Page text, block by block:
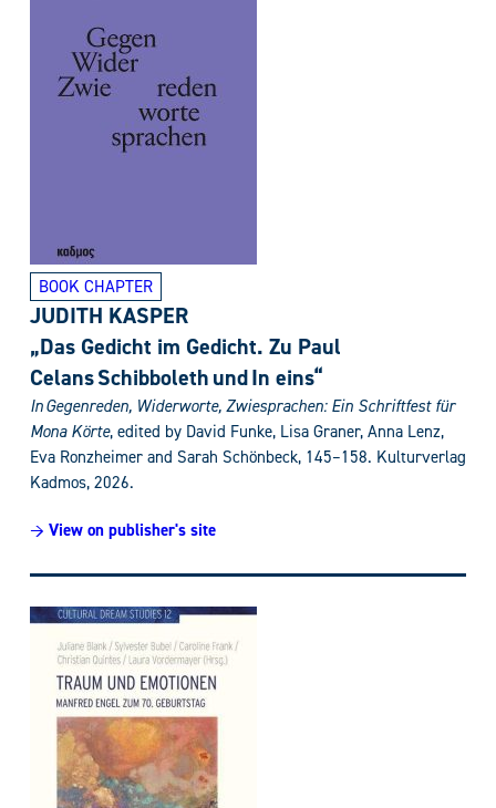
BOOK CHAPTER
JUDITH KASPER
„Das Gedicht im Gedicht. Zu Paul
Celans Schibboleth und In eins“
InGegenreden, Widerworte, Zwiesprachen:Ein Schriftfest für
Mona Körte, edited byDavid Funke, Lisa Graner, Anna Lenz,
Eva Ronzheimer and Sarah Schönbeck,145–158. Kulturverlag
Kadmos, 2026.
→ View on publisher's site